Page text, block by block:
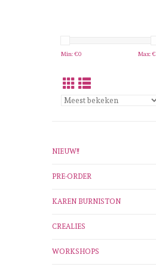
Min: €0 Max: €
NIEUW!!
PRE-ORDER
KAREN BURNISTON
CREALIES
WORKSHOPS